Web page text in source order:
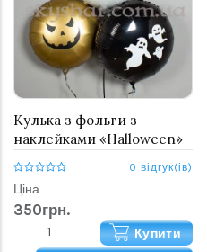
Кулька з фольги з
наклейками «Halloween»
0 відгук(ів)
Ціна
350грн.
Купити